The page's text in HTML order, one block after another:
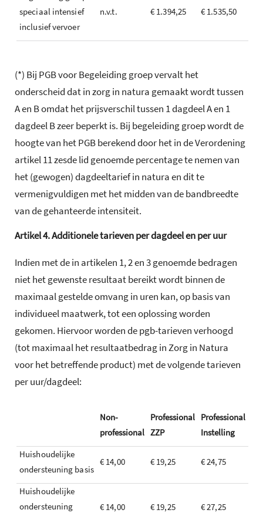
speciaal intensief
inclusief vervoer
n.v.t. € 1.394,25 € 1.535,50
(*) Bij PGB voor Begeleiding groep vervalt het
onderscheid dat in zorg in natura gemaakt wordt tussen
A en B omdat het prijsverschil tussen 1 dagdeel A en 1
dagdeel B zeer beperkt is. Bij begeleiding groep wordt de
hoogte van het PGB berekend door het in de Verordening
artikel 11 zesde lid genoemde percentage te nemen van
het (gewogen) dagdeeltarief in natura en dit te
vermenigvuldigen met het midden van de bandbreedte
van de gehanteerde intensiteit.
Artikel4.Additionele tarieven per dagdeel en per uur
Indien met de in artikelen 1, 2 en 3 genoemde bedragen
niet het gewenste resultaat bereikt wordt binnen de
maximaal gestelde omvang in uren kan, op basis van
individueel maatwerk, tot een oplossing worden
gekomen. Hiervoor worden de pgb-tarieven verhoogd
(tot maximaal het resultaatbedrag in Zorg in Natura
voor het betreffende product) met de volgende tarieven
per uur/dagdeel:
Non-
professional
Professional
ZZP
Professional
Instelling
Huishoudelijke
ondersteuning basis
€ 14,00 € 19,25 € 24,75
Huishoudelijke
ondersteuning
€ 14,00 € 19,25 € 27,25